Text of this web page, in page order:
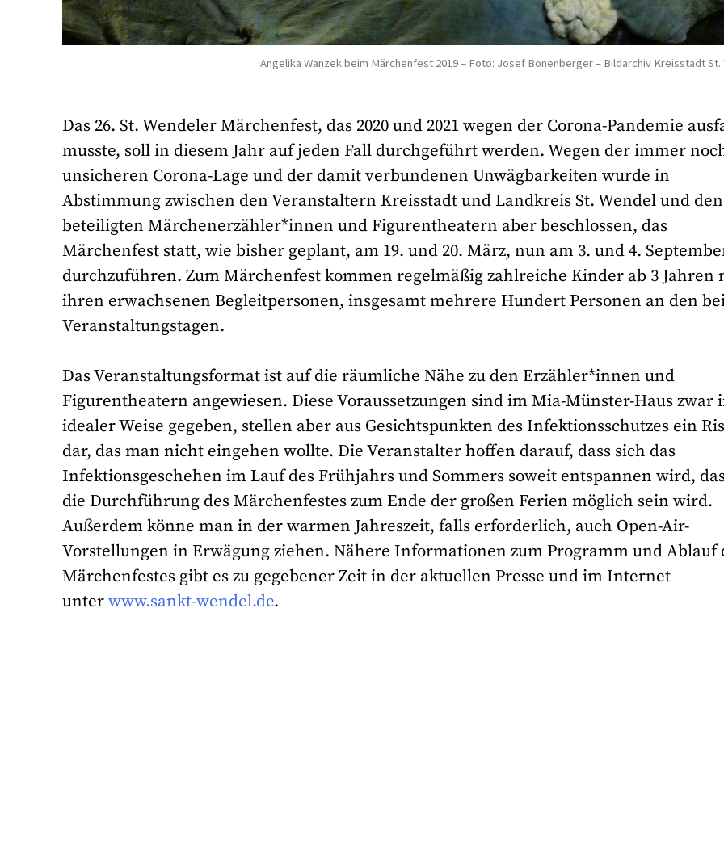
Angelika Wanzek beim Märchenfest 2019 – Foto: Josef Bonenberger – Bildarchiv Kreisstadt St.
Das 26. St. Wendeler Märchenfest, das 2020 und 2021 wegen der Corona-Pandemie
musste, soll in diesem Jahr auf jeden Fall durchgeführt werden. Wegen der immer
unsicheren Corona-Lage und der damit verbundenen Unwägbarkeiten wurde in
Abstimmung zwischen den Veranstaltern Kreisstadt und Landkreis St. Wendel und den
beteiligten Märchenerzähler*innen und Figurentheatern aber beschlossen, das
Märchenfest statt, wie bisher geplant, am 19. und 20. März, nun am 3. und 4.
durchzuführen. Zum Märchenfest kommen regelmäßig zahlreiche Kinder ab 3 Jahren
ihren erwachsenen Begleitpersonen, insgesamt mehrere Hundert Personen an den
Veranstaltungstagen.
Das Veranstaltungsformat ist auf die räumliche Nähe zu den Erzähler*innen und
Figurentheatern angewiesen. Diese Voraussetzungen sind im Mia-Münster-Haus zwar
idealer Weise gegeben, stellen aber aus Gesichtspunkten des Infektionsschutzes ein
dar, das man nicht eingehen wollte. Die Veranstalter hoffen darauf, dass sich das
Infektionsgeschehen im Lauf des Frühjahrs und Sommers soweit entspannen wird,
die Durchführung des Märchenfestes zum Ende der großen Ferien möglich sein wird.
Außerdem könne man in der warmen Jahreszeit, falls erforderlich, auch Open-Air-
Vorstellungen in Erwägung ziehen. Nähere Informationen zum Programm und Ablauf
Märchenfestes gibt es zu gegebener Zeit in der aktuellen Presse und im Internet
unterwww.sankt-wendel.de.